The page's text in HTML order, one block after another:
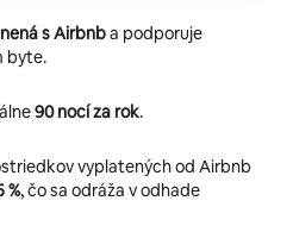
s Airbnba podporuje
byte.
90 nocí za rok.
vyplatených od Airbnb
%, čo sa odráža v odhade